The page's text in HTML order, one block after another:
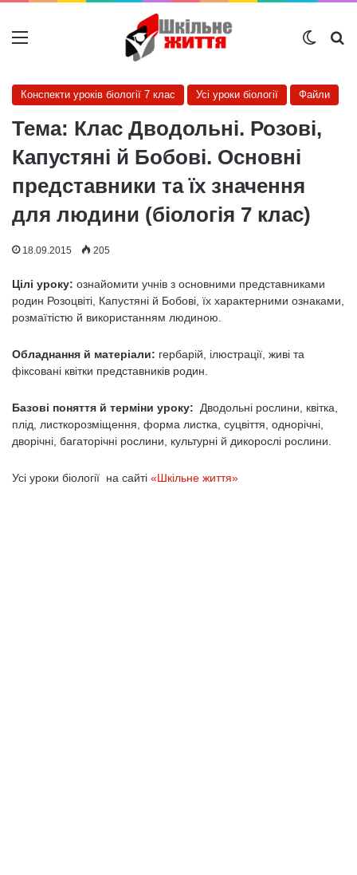
Меню
Конспекти уроків біології 7 клас Усі уроки біології Файли
Тема: Клас Дводольні. Розові,
Капустяні й Бобові. Основні
представники та їх значення
для людини (біологія 7 клас)
18.09.2015 205
Цілі уроку: ознайомити учнів з основними представниками
родин Розоцвіті, Капустяні й Бобові, їх характерними ознаками,
розмаїтістю й використанням людиною.
Обладнання й матеріали: гербарій, ілюстрації, живі та
фіксовані квітки представників родин.
Базові поняття й терміни уроку: Дводольні рослини, квітка,
плід, листкорозміщення, форма листка, суцвіття, однорічні,
дворічні, багаторічні рослини, культурні й дикорослі рослини.
Усі уроки біології на сайті «Шкільне життя»